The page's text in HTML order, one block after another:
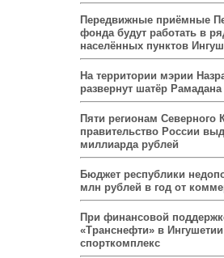
Передвижные приёмные
фонда будут работать в
населённых пунктов
На территории мэрии
развернут шатёр Рамадана
Пяти регионам Северного
правительство России
миллиарда рублей
Бюджет республики
млн рублей в год от
При финансовой
«Транснефти» в
спорткомплекс